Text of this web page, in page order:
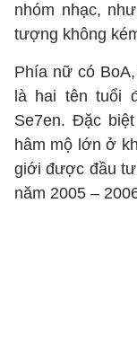
nhóm nhạc,
tượng không
Phía nữ có
là hai tên tuổi
Se7en. Đặc
hâm mộ lớn ở
giới được đầu
năm 2005 –